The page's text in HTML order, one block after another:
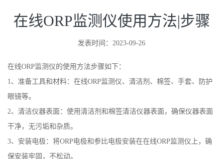
在线ORP监测仪使用方法|步骤
发表时间：2023-09-26
在线ORP监测仪的使用方法步骤如下：
1、准备工具和材料：在线ORP监测仪、清洁剂、棉签、手套、防护
眼镜等。
2、清洁仪器表面：使用清洁剂和棉签清洁仪器表面，确保仪器表面
干净，无污垢和杂质。
3、安装电极：将ORP电极和参比电极安装在在线ORP监测仪上，确
保安装牢固，不松动。